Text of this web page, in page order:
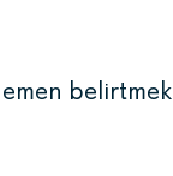
belirtmek